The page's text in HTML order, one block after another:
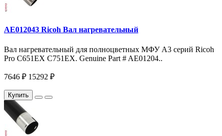
AE012043 Ricoh Вал нагревательный
Вал нагревательный для полноцветных МФУ A3 серий Ricoh
Pro C651EX C751EX. Genuine Part # AE01204..
7646 ₽ 15292 ₽
Купить